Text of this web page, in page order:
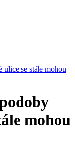
se stále mohou
mohou